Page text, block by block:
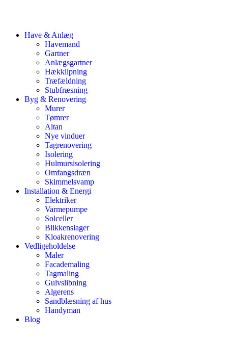
Have & Anlæg
Havemand
Gartner
Anlægsgartner
Hækklipning
Træfældning
Stubfræsning
Byg & Renovering
Murer
Tømrer
Altan
Nye vinduer
Tagrenovering
Isolering
Hulmursisolering
Omfangsdræn
Skimmelsvamp
Installation & Energi
Elektriker
Varmepumpe
Solceller
Blikkenslager
Kloakrenovering
Vedligeholdelse
Maler
Facademaling
Tagmaling
Gulvslibning
Algerens
Sandblæsning af hus
Handyman
Blog